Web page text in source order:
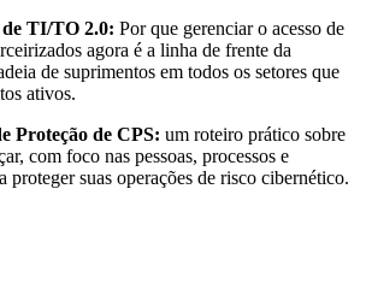
TI/TO 2.0: Por que gerenciar o acesso de
agora é a linha de frente da
de suprimentos em todos os setores que
ativos.
Proteção de CPS: um roteiro prático sobre
com foco nas pessoas, processos e
proteger suas operações de risco cibernético.